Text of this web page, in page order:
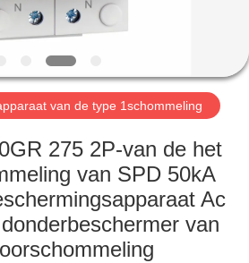
van de type 1schommeling
275 2P-van de het
van SPD 50kA
Ac
van